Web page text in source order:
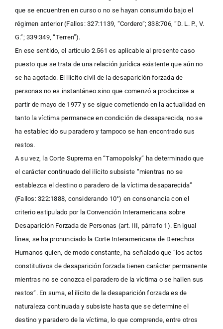
que se encuentren en curso o no se hayan consumido bajo el
régimen anterior (Fallos: 327:1139, “Cordero”; 338:706, “D. L. P., V.
G.”; 339:349, “Terren”).
En ese sentido, el artículo 2.561 es aplicable al presente caso
puesto que se trata de una relación jurídica existente que aún no
se ha agotado. El ilícito civil de la desaparición forzada de
personas no es instantáneo sino que comenzó a producirse a
partir de mayo de 1977 y se sigue cometiendo en la actualidad en
tanto la víctima permanece en condición de desaparecida, no se
ha establecido su paradero y tampoco se han encontrado sus
restos.
A su vez, la Corte Suprema en “Tarnopolsky” ha determinado que
el carácter continuado del ilícito subsiste “mientras no se
establezca el destino o paradero de la víctima desaparecida”
(Fallos: 322:1888, considerando 10°) en consonancia con el
criterio estipulado por la Convención Interamericana sobre
Desaparición Forzada de Personas (art. III, párrafo 1). En igual
línea, se ha pronunciado la Corte Interamericana de Derechos
Humanos quien, de modo constante, ha señalado que “los actos
constitutivos de desaparición forzada tienen carácter permanente
mientras no se conozca el paradero de la víctima o se hallen sus
restos”. En suma, el ilícito de la desaparición forzada es de
naturaleza continuada y subsiste hasta que se determine el
destino y paradero de la víctima, lo que comprende, entre otros